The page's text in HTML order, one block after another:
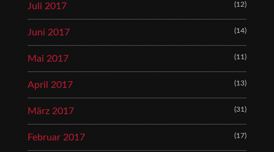
Juli 2017 (12)
Juni 2017 (14)
Mai 2017 (11)
April 2017 (13)
März 2017 (31)
Februar 2017 (17)